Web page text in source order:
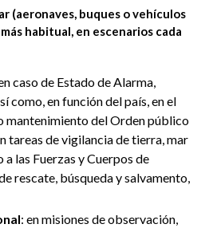
(aeronaves, buques o vehículos
habitual, en escenarios cada
caso de Estado de Alarma,
como, en función del país, en el
mantenimiento del Orden público
tareas de vigilancia de tierra, mar
las Fuerzas y Cuerpos de
rescate, búsqueda y salvamento,
: en misiones de observación,